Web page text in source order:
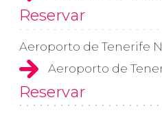
Reservar
Aeroporto de Tenerife
Aeroporto de
Reservar